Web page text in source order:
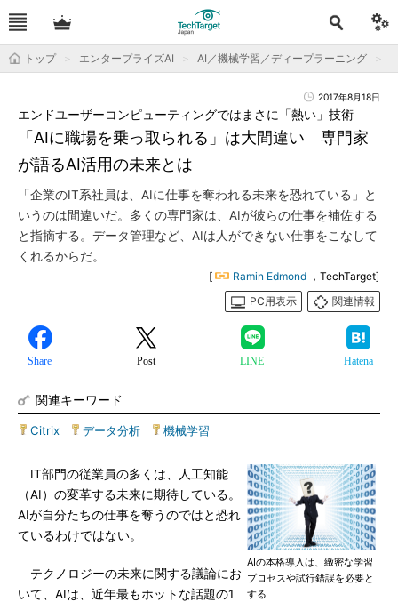
トップ エンタープライズAI AI／機械学習／ディープラーニング
2017年8月18日
「AIに職場を乗っ取られる」は大間違い 専門家
が語るAI活用の未来とは
エンドユーザーコンピューティングではまさに「熱い」技術
「企業のIT系社員は、AIに仕事を奪われる未来を恐れている」と
いうのは間違いだ。多くの専門家は、AIが彼らの仕事を補佐する
と指摘する。データ管理など、AIは人ができない仕事をこなして
くれるからだ。
[ Ramin Edmond ，TechTarget]
PC用表示
関連情報
Share Post LINE Hatena
関連キーワード
Citrix データ分析 機械学習
AIの本格導入は、緻密な学習
プロセスや試行錯誤を必要と
する
IT部門の従業員の多くは、人工知能
（AI）の変革する未来に期待している。
AIが自分たちの仕事を奪うのではと恐れ
ているわけではない。
テクノロジーの未来に関する議論にお
いて、AIは、近年最もホットな話題の1